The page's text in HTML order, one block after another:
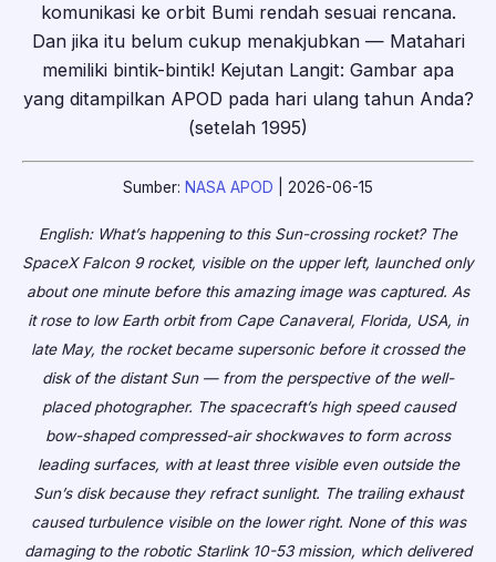
komunikasi ke orbit Bumi rendah sesuai rencana.
Dan jika itu belum cukup menakjubkan — Matahari
memiliki bintik-bintik! Kejutan Langit: Gambar apa
yang ditampilkan APOD pada hari ulang tahun Anda?
(setelah 1995)
Sumber: NASA APOD | 2026-06-15
English: What’s happening to this Sun-crossing rocket? The
SpaceX Falcon 9 rocket, visible on the upper left, launched only
about one minute before this amazing image was captured. As
it rose to low Earth orbit from Cape Canaveral, Florida, USA, in
late May, the rocket became supersonic before it crossed the
disk of the distant Sun — from the perspective of the well-
placed photographer. The spacecraft’s high speed caused
bow-shaped compressed-air shockwaves to form across
leading surfaces, with at least three visible even outside the
Sun’s disk because they refract sunlight. The trailing exhaust
caused turbulence visible on the lower right. None of this was
damaging to the robotic Starlink 10-53 mission, which delivered